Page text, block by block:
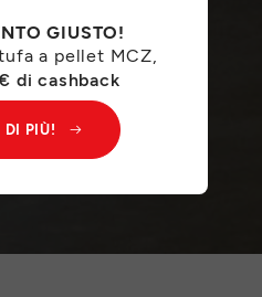
GIUSTO!
a pellet MCZ,
di cashback
DI PIÙ!